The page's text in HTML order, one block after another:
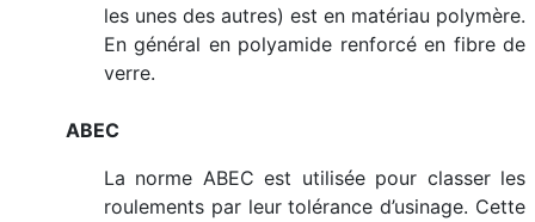
les unes des autres) est en matériau polymère.
En général en polyamide renforcé en fibre de
verre.
ABEC
La norme ABEC est utilisée pour classer les
roulements par leur tolérance d’usinage. Cette